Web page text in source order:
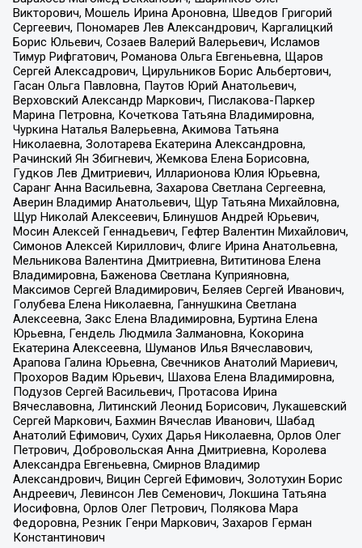
Викторович, Мошель Ирина Ароновна, Шведов Григорий
Сергеевич, Пономарев Лев Александрович, Каргалицкий
Борис Юльевич, Созаев Валерий Валерьевич, Исламов
Тимур Рифгатович, Романова Ольга Евгеньевна, Щаров
Сергей Алексадрович, Цирульников Борис Альбертович,
Гасан Ольга Павловна, Паутов Юрий Анатольевич,
Верховский Александр Маркович, Пислакова-Паркер
Марина Петровна, Кочеткова Татьяна Владимировна,
Чуркина Наталья Валерьевна, Акимова Татьяна
Николаевна, Золотарева Екатерина Александровна,
Рачинский Ян Збигневич, Жемкова Елена Борисовна,
Гудков Лев Дмитриевич, Илларионова Юлия Юрьевна,
Саранг Анна Васильевна, Захарова Светлана Сергеевна,
Аверин Владимир Анатольевич, Щур Татьяна Михайловна,
Щур Николай Алексеевич, Блинушов Андрей Юрьевич,
Мосин Алексей Геннадьевич, Гефтер Валентин Михайлович,
Симонов Алексей Кириллович, Флиге Ирина Анатольевна,
Мельникова Валентина Дмитриевна, Вититинова Елена
Владимировна, Баженова Светлана Куприяновна,
Максимов Сергей Владимирович, Беляев Сергей Иванович,
Голубева Елена Николаевна, Ганнушкина Светлана
Алексеевна, Закс Елена Владимировна, Буртина Елена
Юрьевна, Гендель Людмила Залмановна, Кокорина
Екатерина Алексеевна, Шуманов Илья Вячеславович,
Арапова Галина Юрьевна, Свечников Анатолий Мариевич,
Прохоров Вадим Юрьевич, Шахова Елена Владимировна,
Подузов Сергей Васильевич, Протасова Ирина
Вячеславовна, Литинский Леонид Борисович, Лукашевский
Сергей Маркович, Бахмин Вячеслав Иванович, Шабад
Анатолий Ефимович, Сухих Дарья Николаевна, Орлов Олег
Петрович, Добровольская Анна Дмитриевна, Королева
Александра Евгеньевна, Смирнов Владимир
Александрович, Вицин Сергей Ефимович, Золотухин Борис
Андреевич, Левинсон Лев Семенович, Локшина Татьяна
Иосифовна, Орлов Олег Петрович, Полякова Мара
Федоровна, Резник Генри Маркович, Захаров Герман
Константинович